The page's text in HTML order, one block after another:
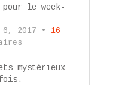
le week-
6, 2017 • 16
mystérieux